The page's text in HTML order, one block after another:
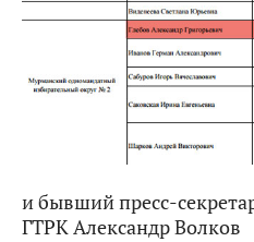
и бывший пресс-
ГТРК Александр Волков